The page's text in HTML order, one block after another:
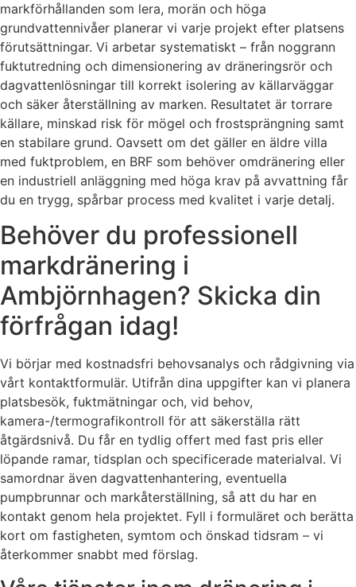
markförhållanden som lera, morän och höga
grundvattennivåer planerar vi varje projekt efter platsens
förutsättningar. Vi arbetar systematiskt – från noggrann
fuktutredning och dimensionering av dräneringsrör och
dagvattenlösningar till korrekt isolering av källarväggar
och säker återställning av marken. Resultatet är torrare
källare, minskad risk för mögel och frostsprängning samt
en stabilare grund. Oavsett om det gäller en äldre villa
med fuktproblem, en BRF som behöver omdränering eller
en industriell anläggning med höga krav på avvattning får
du en trygg, spårbar process med kvalitet i varje detalj.
Behöver du professionell
markdränering i
Ambjörnhagen? Skicka din
förfrågan idag!
Vi börjar med kostnadsfri behovsanalys och rådgivning via
vårt kontaktformulär. Utifrån dina uppgifter kan vi planera
platsbesök, fuktmätningar och, vid behov,
kamera-/termografikontroll för att säkerställa rätt
åtgärdsnivå. Du får en tydlig offert med fast pris eller
löpande ramar, tidsplan och specificerade materialval. Vi
samordnar även dagvattenhantering, eventuella
pumpbrunnar och markåterställning, så att du har en
kontakt genom hela projektet. Fyll i formuläret och berätta
kort om fastigheten, symtom och önskad tidsram – vi
återkommer snabbt med förslag.